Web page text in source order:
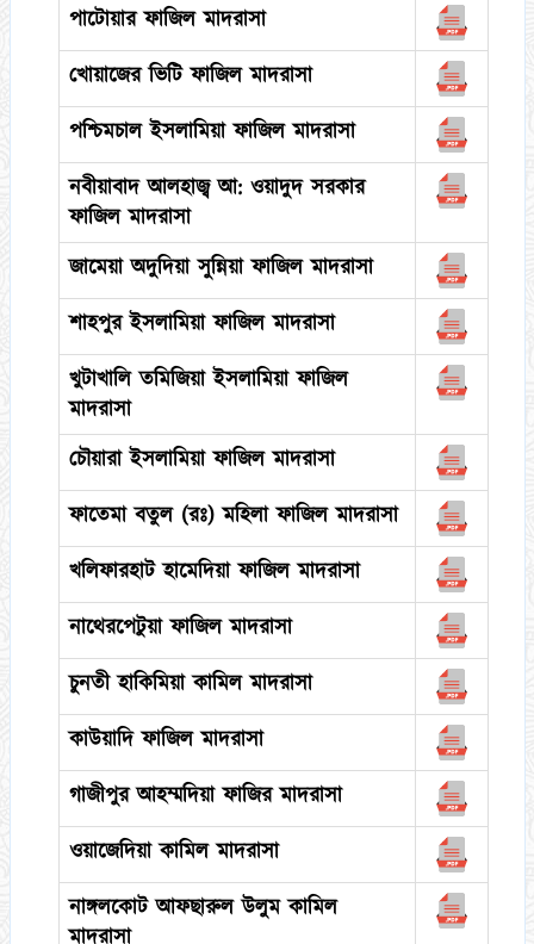
পাটোয়ার ফাজিল মাদরাসা
খোয়াজের ভিটি ফাজিল মাদরাসা
পশ্চিমচাল ইসলামিয়া ফাজিল মাদরাসা
নবীয়াবাদ আলহাজ্ব আ: ওয়াদুদ সরকার
ফাজিল মাদরাসা
জামেয়া অদুদিয়া সুন্নিয়া ফাজিল মাদরাসা
শাহপুর ইসলামিয়া ফাজিল মাদরাসা
খুটাখালি তমিজিয়া ইসলামিয়া ফাজিল
মাদরাসা
চৌয়ারা ইসলামিয়া ফাজিল মাদরাসা
ফাতেমা বতুল (রঃ) মহিলা ফাজিল মাদরাসা
খলিফারহাট হামেদিয়া ফাজিল মাদরাসা
নাথেরপেটুয়া ফাজিল মাদরাসা
চুনতী হাকিমিয়া কামিল মাদরাসা
কাউয়াদি ফাজিল মাদরাসা
গাজীপুর আহম্মদিয়া ফাজির মাদরাসা
ওয়াজেদিয়া কামিল মাদরাসা
নাঙ্গলকোট আফছারুল উলুম কামিল
মাদরাসা